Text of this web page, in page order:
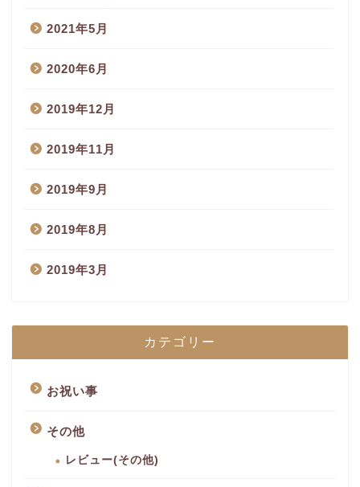
2021年5月
2020年6月
2019年12月
2019年11月
2019年9月
2019年8月
2019年3月
カテゴリー
お祝い事
その他
レビュー(その他)